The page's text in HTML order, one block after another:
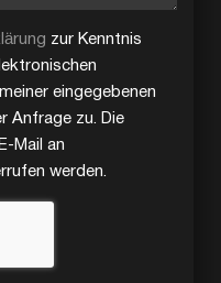
zur Kenntnis
eingegebenen
Anfrage zu. Die
Mail an
werden.